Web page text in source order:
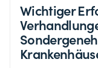
Wichtiger